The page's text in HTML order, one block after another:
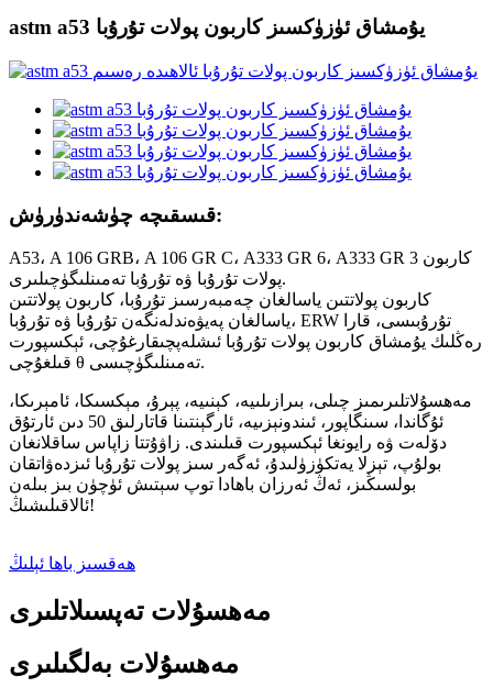
astm a53 يۇمشاق ئۈزۈكسىز كاربون پولات تۇرۇبا
قىسقىچە چۈشەندۈرۈش:
A53، A 106 GRB، A 106 GR C، A333 GR 6، A333 GR 3 كاربون
پولات تۇرۇبا ۋە تۇرۇبا تەمىنلىگۈچىلىرى.
كاربون پولاتتىن ياسالغان چەمبەرسىز تۇرۇبا، كاربون پولاتتىن
ياسالغان پەيۋەندلەنگەن تۇرۇبا ۋە تۇرۇبا، ERW تۇرۇبىسى، قارا
رەڭلىك يۇمشاق كاربون پولات تۇرۇبا ئىشلەپچىقارغۇچى، ئېكسپورت
قىلغۇچى θ تەمىنلىگۈچىسى.
مەھسۇلاتلىرىمىز چىلى، بىرازىلىيە، كېنىيە، پېرۇ، مېكسىكا، ئامېرىكا،
ئۇگاندا، سىنگاپور، ئىندونېزىيە، ئارگېنتىنا قاتارلىق 50 دىن ئارتۇق
دۆلەت ۋە رايونغا ئېكسپورت قىلىندى. زاۋۇتتا زاپاس ساقلانغان
بولۇپ، تېزلا يەتكۈزۈلىدۇ، ئەگەر سىز پولات تۇرۇبا ئىزدەۋاتقان
بولسىڭىز، ئەڭ ئەرزان باھادا توپ سېتىش ئۈچۈن بىز بىلەن
ئالاقىلىشىڭ!
ھەقسىز باھا ئېلىڭ
مەھسۇلات تەپسىلاتلىرى
مەھسۇلات بەلگىلىرى